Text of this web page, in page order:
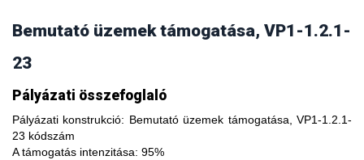
Bemutató üzemek támogatása, VP1-1.2.1-
23
Pályázati összefoglaló
Pályázati konstrukció: Bemutató üzemek támogatása, VP1-1.2.1-
23 kódszám
A támogatás intenzitása: 95%
A fajtakísérleti és fajtakitermesztési állomások
modernizálásával, olyan növényfajta kísérleteket lehet
végezni, melyekkel limitálhatóak a mezőgazdasági termesztés
bizonytalanságából adódó negatív hatások, növelhető a
termésbiztonság, valamint a növényi kórokozókkal, kártevőkkel